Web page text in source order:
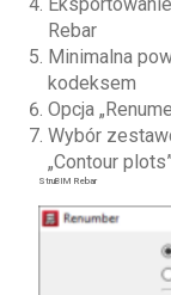
Rebar
Minimalna
kodeksem
Opcja
Wybór
„Contour plots”
StruBIM Rebar